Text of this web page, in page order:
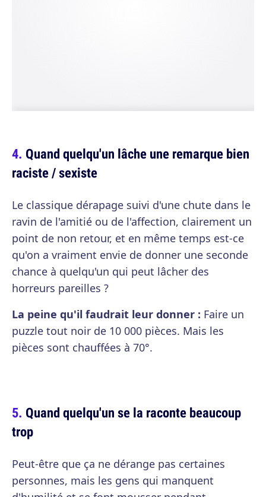
Quand quelqu'un lâche une remarque bien
raciste / sexiste
Le classique dérapage suivi d'une chute dans le
ravin de l'amitié ou de l'affection, clairement un
point de non retour, et en même temps est-ce
qu'on a vraiment envie de donner une seconde
chance à quelqu'un qui peut lâcher des
horreurs pareilles ?
La peine qu'il faudrait leur donner : Faire un
puzzle tout noir de 10 000 pièces. Mais les
pièces sont chauffées à 70°.
Quand quelqu'un se la raconte beaucoup
trop
Peut-être que ça ne dérange pas certaines
personnes, mais les gens qui manquent